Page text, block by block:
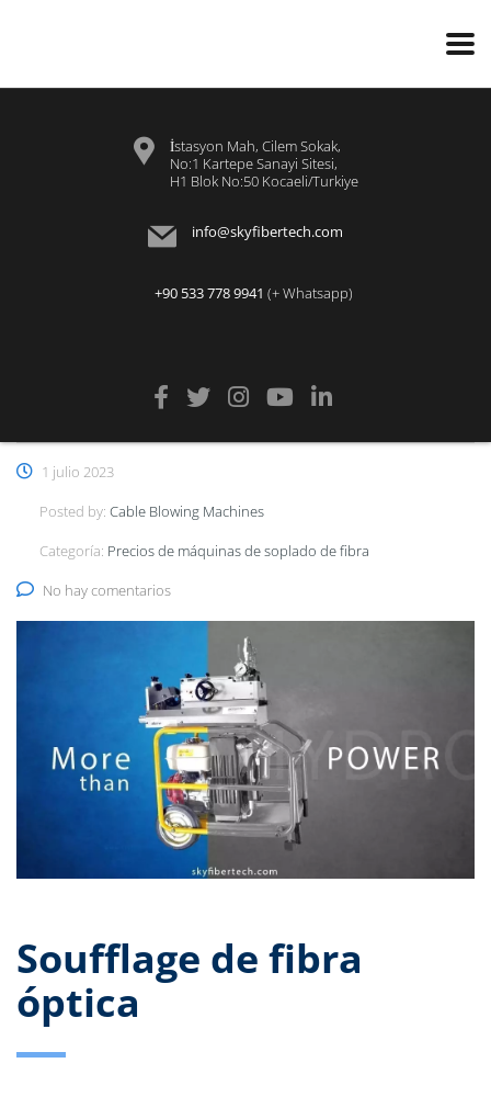
İstasyon Mah, Cilem Sokak,
No:1 Kartepe Sanayi Sitesi,
H1 Blok No:50 Kocaeli/Turkiye
info@skyfibertech.com
+90 533 778 9941 (+ Whatsapp)
1 julio 2023
Posted by: Cable Blowing Machines
Categoría: Precios de máquinas de soplado de fibra
No hay comentarios
Soufflage de fibra
óptica